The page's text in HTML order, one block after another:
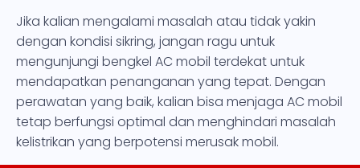
Jika kalian mengalami masalah atau tidak yakin
dengan kondisi sikring, jangan ragu untuk
mengunjungi bengkel AC mobil terdekat untuk
mendapatkan penanganan yang tepat. Dengan
perawatan yang baik, kalian bisa menjaga AC mobil
tetap berfungsi optimal dan menghindari masalah
kelistrikan yang berpotensi merusak mobil.